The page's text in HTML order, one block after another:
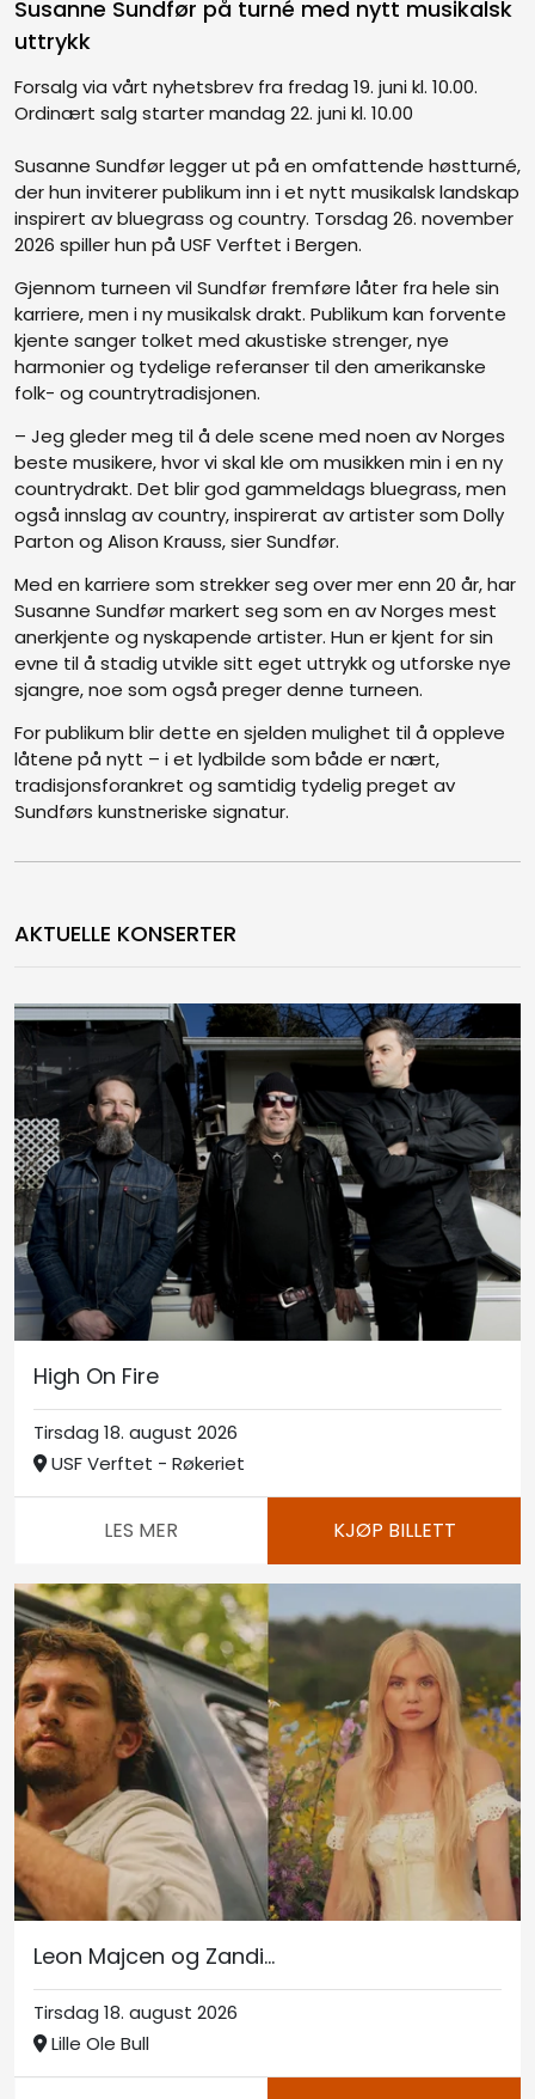
Susanne Sundfør på turné med nytt musikalsk
uttrykk
Forsalg via vårt nyhetsbrev fra fredag 19. juni kl. 10.00.
Ordinært salg starter mandag 22. juni kl. 10.00
Susanne Sundfør legger ut på en omfattende høstturné,
der hun inviterer publikum inn i et nytt musikalsk landskap
inspirert av bluegrass og country. Torsdag 26. november
2026 spiller hun på USF Verftet i Bergen.
Gjennom turneen vil Sundfør fremføre låter fra hele sin
karriere, men i ny musikalsk drakt. Publikum kan forvente
kjente sanger tolket med akustiske strenger, nye
harmonier og tydelige referanser til den amerikanske
folk- og countrytradisjonen.
– Jeg gleder meg til å dele scene med noen av Norges
beste musikere, hvor vi skal kle om musikken min i en ny
countrydrakt. Det blir god gammeldags bluegrass, men
også innslag av country, inspirerat av artister som Dolly
Parton og Alison Krauss, sier Sundfør.
Med en karriere som strekker seg over mer enn 20 år, har
Susanne Sundfør markert seg som en av Norges mest
anerkjente og nyskapende artister. Hun er kjent for sin
evne til å stadig utvikle sitt eget uttrykk og utforske nye
sjangre, noe som også preger denne turneen.
For publikum blir dette en sjelden mulighet til å oppleve
låtene på nytt – i et lydbilde som både er nært,
tradisjonsforankret og samtidig tydelig preget av
Sundførs kunstneriske signatur.
AKTUELLE KONSERTER
High On Fire
Tirsdag 18. august 2026
USF Verftet - Røkeriet
LES MER KJØP BILLETT
Leon Majcen og Zandi...
Tirsdag 18. august 2026
Lille Ole Bull